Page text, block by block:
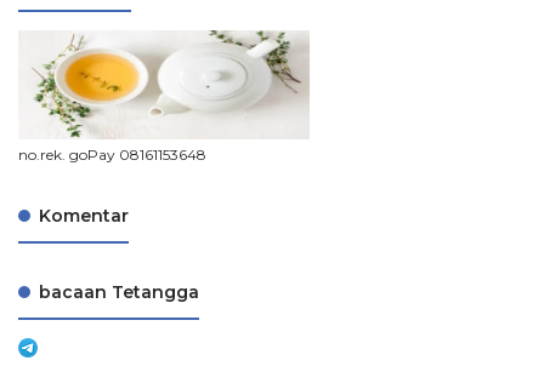
no.rek. goPay 08161153648
Komentar
bacaan Tetangga